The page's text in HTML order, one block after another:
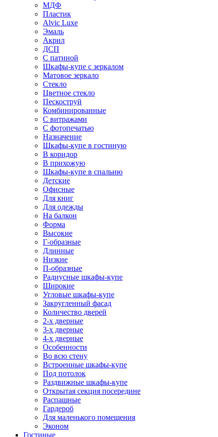
МДФ
Пластик
Alvic Luxe
Эмаль
Акрил
ДСП
С патиной
Шкафы-купе с зеркалом
Матовое зеркало
Стекло
Цветное стекло
Пескоструй
Комбинированные
С витражами
С фотопечатью
Назначение
Шкафы-купе в гостиную
В коридор
В прихожую
Шкафы-купе в спальню
Детские
Офисные
Для книг
Для одежды
На балкон
Форма
Высокие
Г-образные
Длинные
Низкие
П-образные
Радиусные шкафы-купе
Широкие
Угловые шкафы-купе
Закругленный фасад
Количество дверей
2-х дверные
3-х дверные
4-х дверные
Особенности
Во всю стену
Встроенные шкафы-купе
Под потолок
Раздвижные шкафы-купе
Открытая секция посередине
Распашные
Гардероб
Для маленького помещения
Эконом
Гостиные